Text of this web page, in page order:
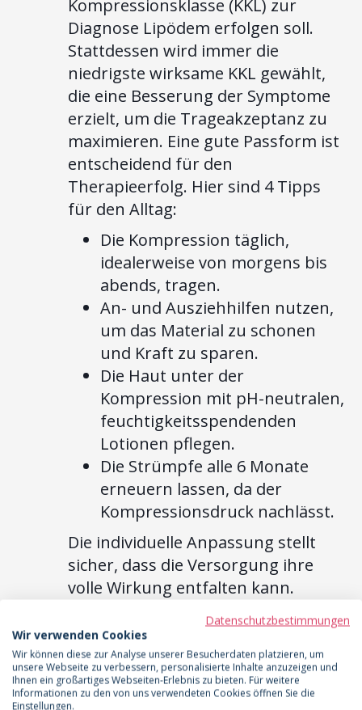
Kompressionsklasse (KKL) zur
Diagnose Lipödem erfolgen soll.
Stattdessen wird immer die
niedrigste wirksame KKL gewählt,
die eine Besserung der Symptome
erzielt, um die Trageakzeptanz zu
maximieren. Eine gute Passform ist
entscheidend für den
Therapieerfolg. Hier sind 4 Tipps
für den Alltag:
Die Kompression täglich,
idealerweise von morgens bis
abends, tragen.
An- und Ausziehhilfen nutzen,
um das Material zu schonen
und Kraft zu sparen.
Die Haut unter der
Kompression mit pH-neutralen,
feuchtigkeitsspendenden
Lotionen pflegen.
Die Strümpfe alle 6 Monate
erneuern lassen, da der
Kompressionsdruck nachlässt.
Die individuelle Anpassung stellt
sicher, dass die Versorgung ihre
volle Wirkung entfalten kann.
Ein starkes Team:
Flachstrick in der
Konservativen
Datenschutzbestimmungen
Wir verwenden Cookies
Wir können diese zur Analyse unserer Besucherdaten platzieren, um
unsere Webseite zu verbessern, personalisierte Inhalte anzuzeigen und
Ihnen ein großartiges Webseiten-Erlebnis zu bieten. Für weitere
Informationen zu den von uns verwendeten Cookies öffnen Sie die
Einstellungen.